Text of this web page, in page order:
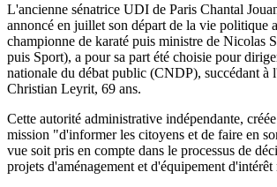
L'ancienne sénatrice UDI de Paris Chantal
annoncé en juillet son départ de la vie politique
championne de karaté puis ministre de Nicolas
puis Sport), a pour sa part été choisie pour
nationale du débat public (CNDP), succédant à
Christian Leyrit, 69 ans.
Cette autorité administrative indépendante,
mission "d'informer les citoyens et de faire en
vue soit pris en compte dans le processus de
projets d'aménagement et d'équipement